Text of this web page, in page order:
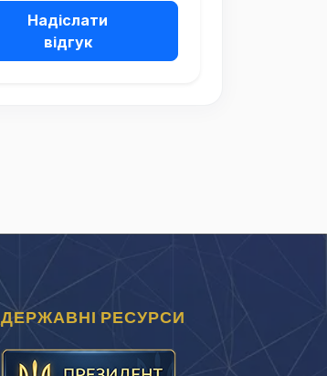
Надіслати
відгук
ДЕРЖАВНІ РЕСУРСИ